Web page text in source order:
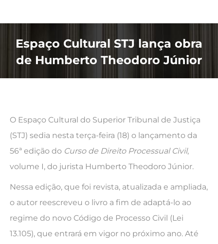
Espaço Cultural STJ lança obra
de Humberto Theodoro Júnior
O Espaço Cultural do Superior Tribunal de Justiça
(STJ) sedia nesta terça-feira (18) o lançamento da
56ª edição do Curso de Direito Processual Civil,
volume I, do jurista Humberto Theodoro Júnior.
Nessa edição, que foi revista, atualizada e ampliada,
o autor reescreveu o livro a fim de adaptá-lo ao
regime do novo Código de Processo Civil (Lei
13.105), que entrará em vigor no próximo ano. Até